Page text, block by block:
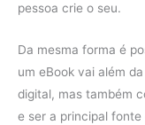
pessoa crie o seu.
Da mesma forma é
um eBook vai além
digital, mas também
e ser a principal fonte